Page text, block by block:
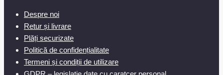
Despre noi
Retur și livrare
Plăți securizate
Politică de confidențialitate
Termeni și condiții de utilizare